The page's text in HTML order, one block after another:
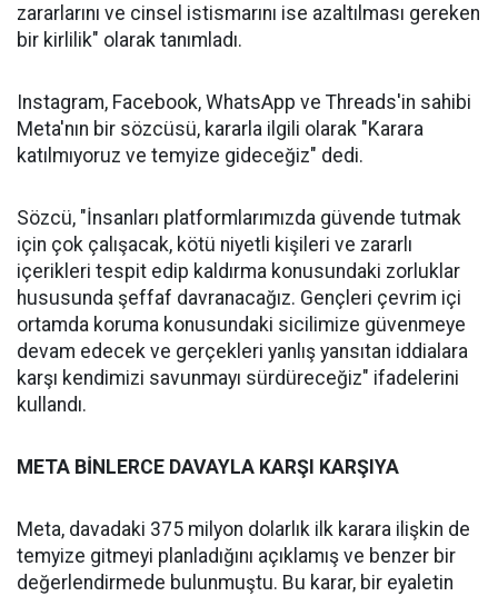
zararlarını ve cinsel istismarını ise azaltılması gereken
bir kirlilik" olarak tanımladı.
Instagram, Facebook, WhatsApp ve Threads'in sahibi
Meta'nın bir sözcüsü, kararla ilgili olarak "Karara
katılmıyoruz ve temyize gideceğiz" dedi.
Sözcü, "İnsanları platformlarımızda güvende tutmak
için çok çalışacak, kötü niyetli kişileri ve zararlı
içerikleri tespit edip kaldırma konusundaki zorluklar
hususunda şeffaf davranacağız. Gençleri çevrim içi
ortamda koruma konusundaki sicilimize güvenmeye
devam edecek ve gerçekleri yanlış yansıtan iddialara
karşı kendimizi savunmayı sürdüreceğiz" ifadelerini
kullandı.
META BİNLERCE DAVAYLA KARŞI KARŞIYA
Meta, davadaki 375 milyon dolarlık ilk karara ilişkin de
temyize gitmeyi planladığını açıklamış ve benzer bir
değerlendirmede bulunmuştu. Bu karar, bir eyaletin